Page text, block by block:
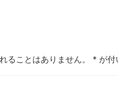
ることはありません。 * が付